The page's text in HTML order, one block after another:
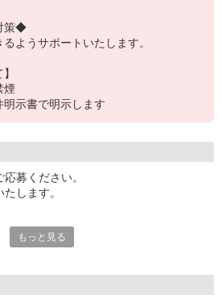
策◆
ようサポートいたします。
煙
示書で明示します
募ください。
します。
面接が可能です。
もっと見る